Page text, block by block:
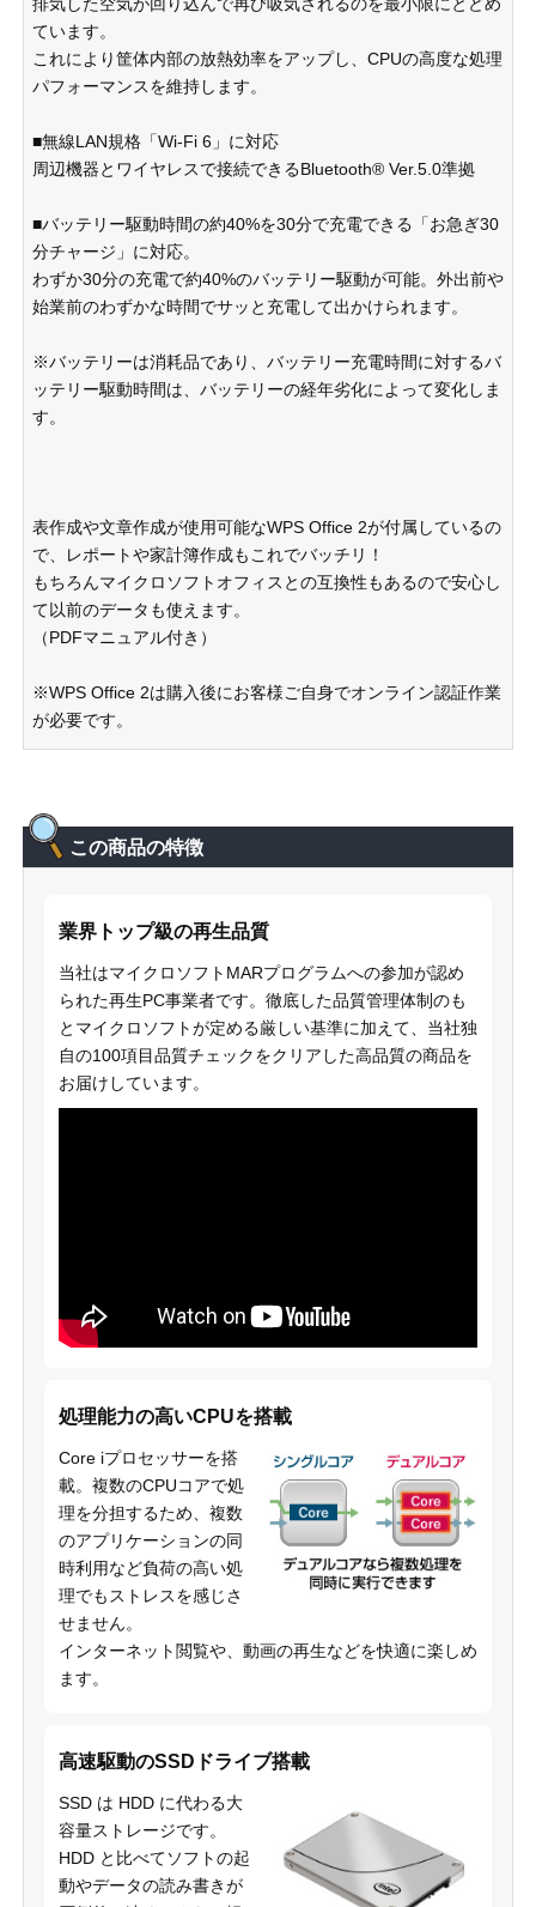
ています。
これにより筐体内部の放熱効率をアップし、CPUの高度な処理
パフォーマンスを維持します。
■無線LAN規格「Wi-Fi 6」に対応
周辺機器とワイヤレスで接続できるBluetooth® Ver.5.0準拠
■バッテリー駆動時間の約40%を30分で充電できる「お急ぎ30
分チャージ」に対応。
わずか30分の充電で約40%のバッテリー駆動が可能。外出前や
始業前のわずかな時間でサッと充電して出かけられます。
※バッテリーは消耗品であり、バッテリー充電時間に対するバ
ッテリー駆動時間は、バッテリーの経年劣化によって変化しま
す。
表作成や文章作成が使用可能なWPS Office 2が付属しているの
で、レポートや家計簿作成もこれでバッチリ！
もちろんマイクロソフトオフィスとの互換性もあるので安心し
て以前のデータも使えます。
（PDFマニュアル付き）
※WPS Office 2は購入後にお客様ご自身でオンライン認証作業
が必要です。
この商品の特徴
業界トップ級の再生品質
当社はマイクロソフトMARプログラムへの参加が認め
られた再生PC事業者です。徹底した品質管理体制のも
とマイクロソフトが定める厳しい基準に加えて、当社独
自の100項目品質チェックをクリアした高品質の商品を
お届けしています。
処理能力の高いCPUを搭載
Core iプロセッサーを搭
載。複数のCPUコアで処
理を分担するため、複数
のアプリケーションの同
時利用など負荷の高い処
理でもストレスを感じさ
せません。
インターネット閲覧や、動画の再生などを快適に楽しめ
ます。
高速駆動のSSDドライブ搭載
SSD は HDD に代わる大
容量ストレージです。
HDD と比べてソフトの起
動やデータの読み書きが